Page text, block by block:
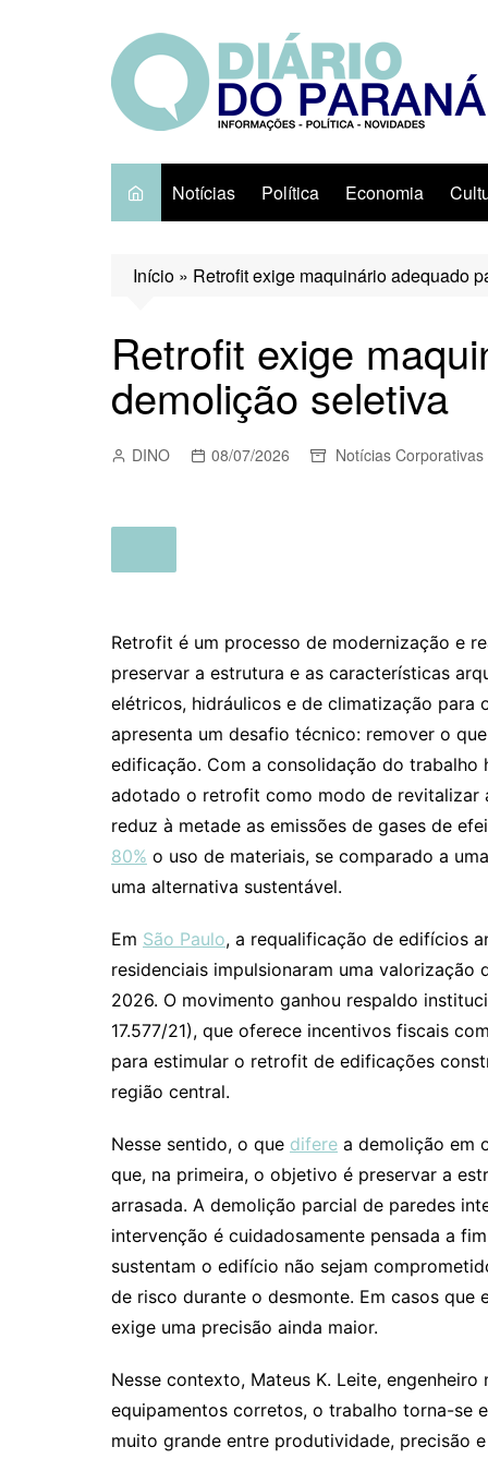
Notícias Política Economia
Início » Retrofit exige maquinário adequado
Retrofit exige
demolição seletiva
DINO 08/07/2026 Notícias Corporativas
Retrofit é um processo de modernização e
preservar a estrutura e as características
elétricos, hidráulicos e de climatização para
apresenta um desafio técnico: remover o
edificação. Com a consolidação do
adotado o retrofit como modo de revitalizar
reduz à metade as emissões de gases de
80% o uso de materiais, se comparado a
uma alternativa sustentável.
Em São Paulo, a requalificação de edifícios
residenciais impulsionaram uma
2026. O movimento ganhou respaldo
17.577/21), que oferece incentivos fiscais
para estimular o retrofit de edificações
região central.
Nesse sentido, o que difere a demolição em
que, na primeira, o objetivo é preservar a
arrasada. A demolição parcial de paredes
intervenção é cuidadosamente pensada a
sustentam o edifício não sejam
de risco durante o desmonte. Em casos
exige uma precisão ainda maior.
Nesse contexto, Mateus K. Leite, engenheiro
equipamentos corretos, o trabalho torna-se
muito grande entre produtividade, precisão